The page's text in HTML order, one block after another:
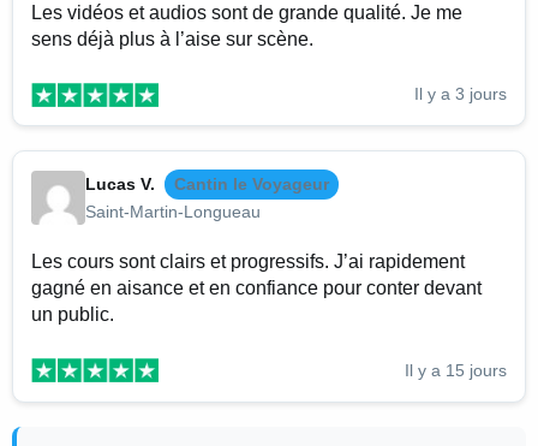
Les vidéos et audios sont de grande qualité. Je me
sens déjà plus à l’aise sur scène.
Il y a 3 jours
Lucas V.
Cantin le Voyageur
Saint-Martin-Longueau
Les cours sont clairs et progressifs. J’ai rapidement
gagné en aisance et en confiance pour conter devant
un public.
Il y a 15 jours